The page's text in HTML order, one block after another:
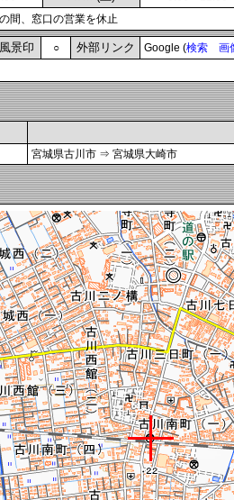
間、窓口の営業を休止
風景印 ○ 外部リンク Google (検索 画
宮城県古川市 ⇒ 宮城県大崎市